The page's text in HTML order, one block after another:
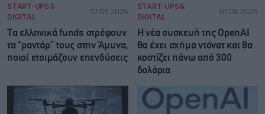
START-UPS &
DIGITAL
07.08.2026
Τα ελληνικά funds στρέφουν
τα “ραντάρ” τους στην Άμυνα,
ποιοί ετοιμάζουν επενδύσεις
START-UPS &
DIGITAL
07.08.2026
Η νέα συσκευή της OpenAI
θα έχει σχήμα ντόνατ και θα
κοστίζει πάνω από 300
δολάρια